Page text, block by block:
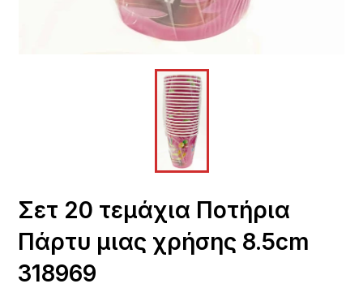
Σετ 20 τεμάχια Ποτήρια
Πάρτυ μιας χρήσης 8.5cm
318969